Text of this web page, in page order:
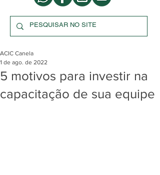
5 motivos para investir na
capacitação de sua equipe
ACIC Canela
1 de ago. de 2022